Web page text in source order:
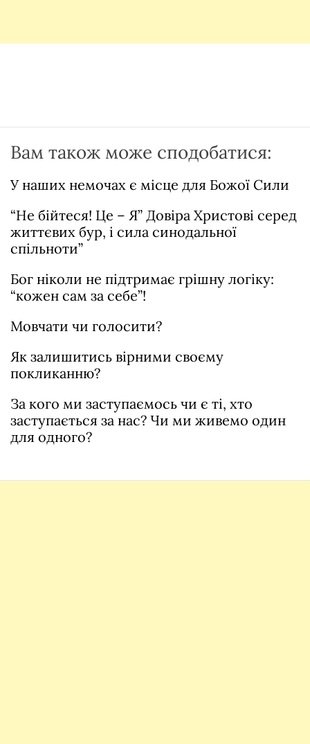
Вам також може сподобатися:
У наших немочах є місце для Божої Сили
“Не бійтеся! Це – Я” Довіра Христові серед
життєвих бур, і сила синодальної
спільноти”
Бог ніколи не підтримає грішну логіку:
“кожен сам за себе”!
Мовчати чи голосити?
Як залишитись вірними своєму
покликанню?
За кого ми заступаємось чи є ті, хто
заступається за нас? Чи ми живемо один
для одного?